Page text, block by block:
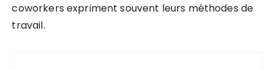
coworkers expriment souvent leurs méthodes de
travail.